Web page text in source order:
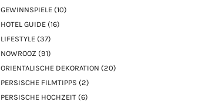
GEWINNSPIELE (10)
HOTEL GUIDE (16)
LIFESTYLE (37)
NOWROOZ (91)
ORIENTALISCHE DEKORATION (20)
PERSISCHE FILMTIPPS (2)
PERSISCHE HOCHZEIT (6)